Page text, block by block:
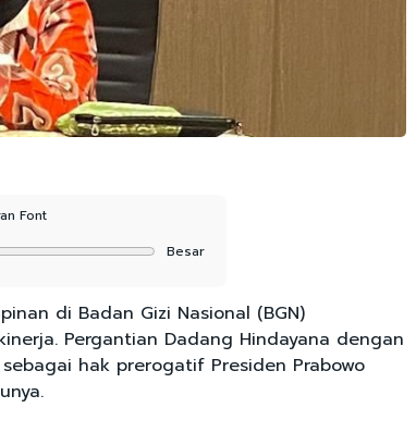
Font
Besar
di Badan Gizi Nasional (BGN)
Pergantian Dadang Hindayana dengan
hak prerogatif Presiden Prabowo